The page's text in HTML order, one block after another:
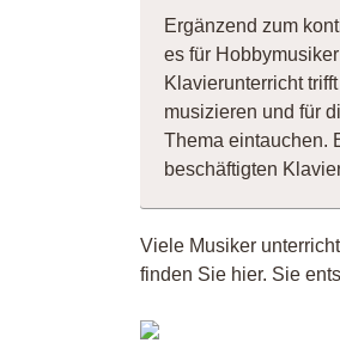
Ergänzend zum
es für
Klavierunterricht
musizieren und für
Thema eintauchen.
beschäftigten
Viele Musiker
finden Sie hier. Sie